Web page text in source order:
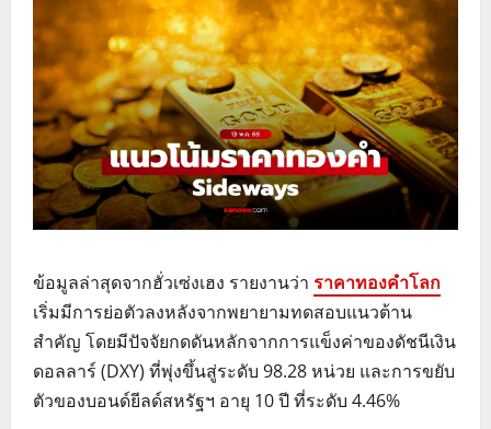
ข้อมูลล่าสุดจากฮั่วเซ่งเฮง รายงานว่า ราคาทองคำโลก
เริ่มมีการย่อตัวลงหลังจากพยายามทดสอบแนวต้าน
สำคัญ โดยมีปัจจัยกดดันหลักจากการแข็งค่าของดัชนีเงิน
ดอลลาร์ (DXY) ที่พุ่งขึ้นสู่ระดับ 98.28 หน่วย และการขยับ
ตัวของบอนด์ยีลด์สหรัฐฯ อายุ 10 ปี ที่ระดับ 4.46%